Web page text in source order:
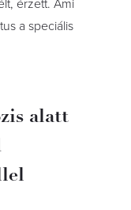
érzett. Ami
a speciális
alatt